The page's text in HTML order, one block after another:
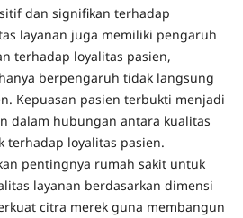
dan signifikan terhadap
layanan juga memiliki pengaruh
terhadap loyalitas pasien,
berpengaruh tidak langsung
Kepuasan pasien terbukti menjadi
dalam hubungan antara kualitas
terhadap loyalitas pasien.
pentingnya rumah sakit untuk
layanan berdasarkan dimensi
citra merek guna membangun